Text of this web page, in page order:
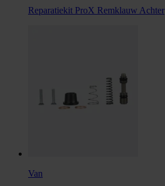
Reparatiekit ProX Remklauw Achter
Van